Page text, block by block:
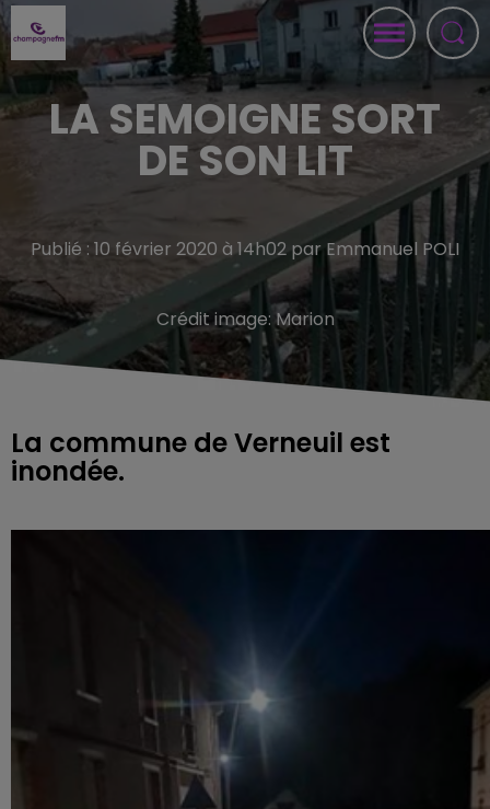
LA SEMOIGNE SORT
DE SON LIT
Publié : 10 février 2020 à 14h02 par Emmanuel POLI
Crédit image:Marion
La commune de Verneuil est
inondée.